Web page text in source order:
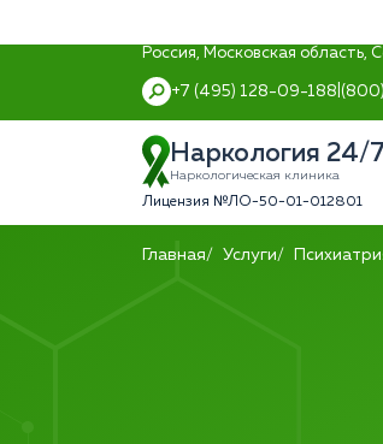
Россия, Московская область,
+7 (495) 128-09-188
Наркология 24/7
Наркологическая клиника
Лицензия №ЛО-50-01-012801
Главная Услуги